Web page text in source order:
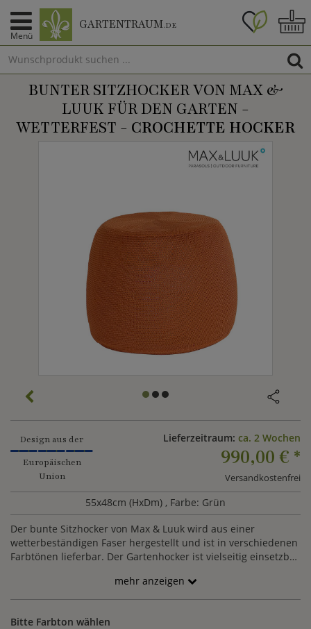
Menü
GARTENTRAUM.DE
BUNTER SITZHOCKER VON MAX &
LUUK FÜR DEN GARTEN -
WETTERFEST - CROCHETTE HOCKER
Design aus der
Europäischen
Union
Lieferzeitraum: ca. 2 Wochen
990,00 € *
Versandkostenfrei
55x48cm (HxDm) , Farbe: Grün
Der bunte Sitzhocker von Max & Luuk wird aus einer
wetterbeständigen Faser hergestellt und ist in verschiedenen
Farbtönen lieferbar. Der Gartenhocker ist vielseitig einsetzbar
Fußbank genutzt werden.mehr anzeigen
Bitte Farbton wählen